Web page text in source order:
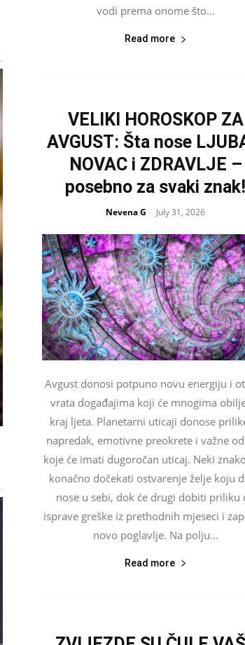
vodi prema onome što...
Read more
VELIKI HOROSKOP ZA
AVGUST: Šta nose
NOVAC i ZDRAVLJE –
posebno za svaki znak!
Nevena G - July 31, 2026
Avgust donosi potpuno novu energiju i
vrata događajima koji će mnogima
kraj ljeta. Planetarni uticaji donose
napredak, emotivne preokrete i važne
koje će imati dugoročan uticaj. Neki
konačno dočekati ostvarenje želje koju
nose u sebi, dok će drugi dobiti priliku
isprave greške iz prethodnih mjeseci i
novo poglavlje. Na polju...
Read more